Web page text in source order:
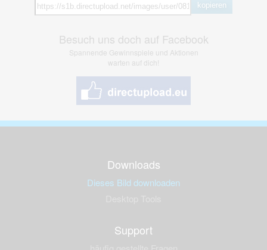
kopieren
Besuch uns doch auf Facebook
Spannende Gewinnspiele und Aktionen
warten auf dich!
Downloads
Dieses Bild downloaden
Support